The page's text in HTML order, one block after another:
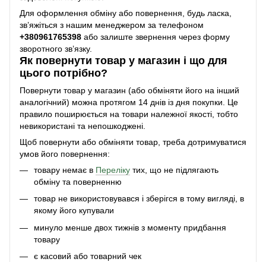
Для оформлення обміну або повернення, будь ласка,
зв’яжіться з нашим менеджером за телефоном
+380961765398 або залиште звернення через форму
зворотного зв’язку.
Як повернути товар у магазин і що для
цього потрібно?
Повернути товар у магазин (або обміняти його на інший
аналогічний) можна протягом 14 днів із дня покупки. Це
правило поширюється на товари належної якості, тобто
невикористані та непошкоджені.
Щоб повернути або обміняти товар, треба дотримуватися
умов його повернення:
товару немає в Переліку тих, що не підлягають
обміну та поверненню
товар не використовувався і зберігся в тому вигляді, в
якому його купували
минуло менше двох тижнів з моменту придбання
товару
є касовий або товарний чек